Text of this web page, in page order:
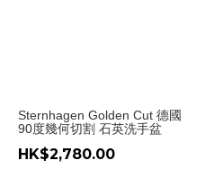
Sternhagen Golden Cut 德國
90度幾何切割 石英洗手盆
HK$2,780.00